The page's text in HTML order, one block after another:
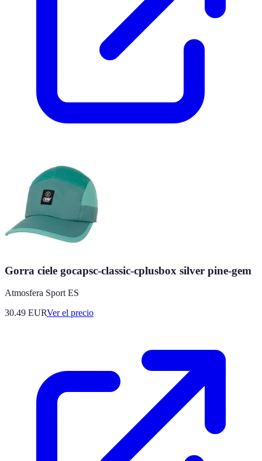
Gorra ciele gocapsc-classic-cplusbox silver pine-gem
Atmosfera Sport ES
30.49 EURVer el precio